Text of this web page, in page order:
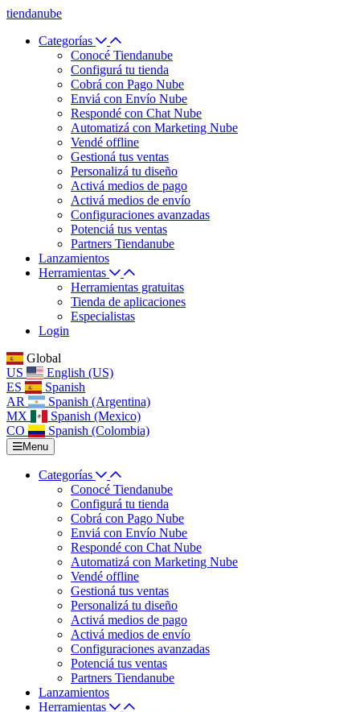
tiendanube
Categorías
Conocé Tiendanube
Configurá tu tienda
Cobrá con Pago Nube
Enviá con Envío Nube
Respondé con Chat Nube
Automatizá con Marketing Nube
Vendé offline
Gestioná tus ventas
Personalizá tu diseño
Activá medios de pago
Activá medios de envío
Configuraciones avanzadas
Potenciá tus ventas
Partners Tiendanube
Lanzamientos
Herramientas
Herramientas gratuitas
Tienda de aplicaciones
Especialistas
Login
Global
US
English (US)
ES
Spanish
AR
Spanish (Argentina)
MX
Spanish (Mexico)
CO
Spanish (Colombia)
Menu
Categorías
Conocé Tiendanube
Configurá tu tienda
Cobrá con Pago Nube
Enviá con Envío Nube
Respondé con Chat Nube
Automatizá con Marketing Nube
Vendé offline
Gestioná tus ventas
Personalizá tu diseño
Activá medios de pago
Activá medios de envío
Configuraciones avanzadas
Potenciá tus ventas
Partners Tiendanube
Lanzamientos
Herramientas